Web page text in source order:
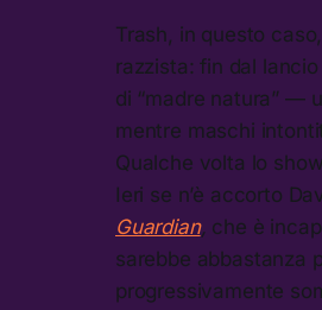
Trash, in questo
razzista: fin dal lancio
di “madre natura” —
mentre maschi
Qualche volta lo
Ieri se n’è accorto
Guardian, che è
sarebbe abbastanza
progressivamente